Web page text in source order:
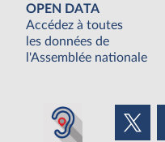
OPEN DATA
Accédez à toutes
les données de
l'Assemblée nationale